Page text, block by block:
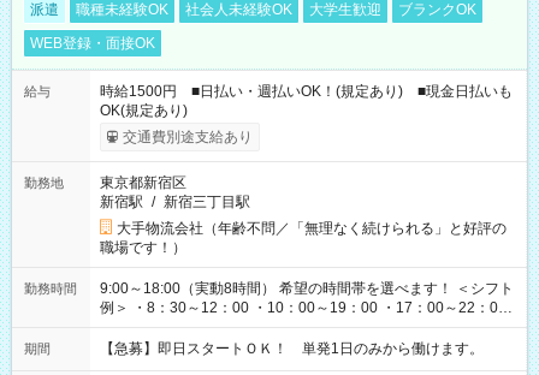
派遣 職種未経験OK 社会人未経験OK 大学生歓迎
ブランクOK
WEB登録・面接OK
給与
時給1500円 ■日払い・週払いOK！(規定あり) ■現金日払いも
OK(規定あり)
交通費別途支給あり
勤務地
東京都新宿区
新宿駅 / 新宿三丁目駅
大手物流会社（年齢不問／「無理なく続けられる」と好評の
職場です！）
勤務時間
9:00～18:00（実動8時間） 希望の時間帯を選べます！ ＜シフト
例＞ ・8：30～12：00 ・10：00～19：00 ・17：00～22：00
・13：00～22：00 ・22：00～翌6：00 など
期間 【急募】即日スタートＯＫ！ 単発1日のみから働けます。